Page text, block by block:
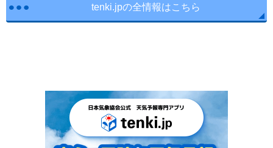
tenki.jpの全情報はこちら